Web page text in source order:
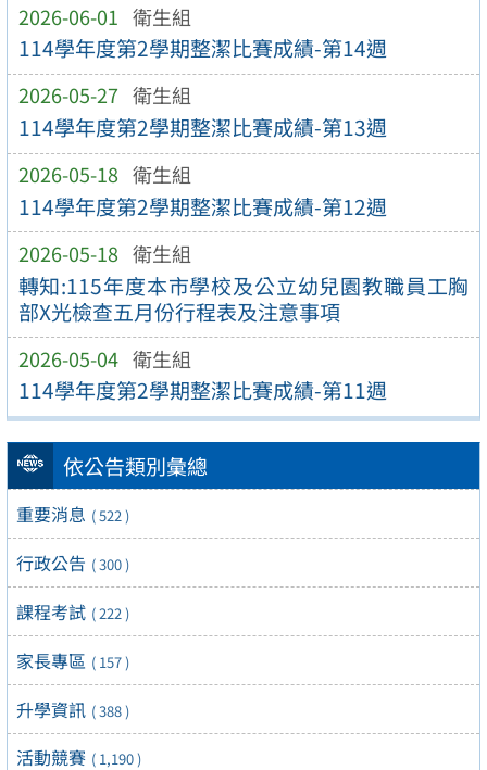
2026-06-01 衛生組
114學年度第2學期整潔比賽成績-第14週
2026-05-27 衛生組
114學年度第2學期整潔比賽成績-第13週
2026-05-18 衛生組
114學年度第2學期整潔比賽成績-第12週
2026-05-18 衛生組
轉知:115年度本市學校及公立幼兒園教職員工胸
部X光檢查五月份行程表及注意事項
2026-05-04 衛生組
114學年度第2學期整潔比賽成績-第11週
依公告類別彙總
重要消息 ( 522 )
行政公告 ( 300 )
課程考試 ( 222 )
家長專區 ( 157 )
升學資訊 ( 388 )
活動競賽 ( 1,190 )